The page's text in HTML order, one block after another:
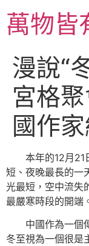
主萬物皆
漫說“
宮格
國作
本年的12月21
短、夜晚最長的一
光最短，空中流失
最嚴寒時段的開端
中國作為一個
冬至視為一個很是